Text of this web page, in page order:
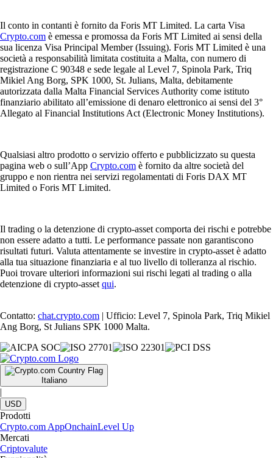
Il conto in contanti è fornito da Foris MT Limited. La carta Visa
Crypto.com è emessa e promossa da Foris MT Limited ai sensi della
sua licenza Visa Principal Member (Issuing). Foris MT Limited è una
società a responsabilità limitata costituita a Malta, con numero di
registrazione C 90348 e sede legale al Level 7, Spinola Park, Triq
Mikiel Ang Borg, SPK 1000, St. Julians, Malta, debitamente
autorizzata dalla Malta Financial Services Authority come istituto
finanziario abilitato all’emissione di denaro elettronico ai sensi del 3°
Allegato al Financial Institutions Act (Electronic Money Institutions).
Qualsiasi altro prodotto o servizio offerto e pubblicizzato su questa
pagina web o sull’App Crypto.com è fornito da altre società del
gruppo e non rientra nei servizi regolamentati di Foris DAX MT
Limited o Foris MT Limited.
Il trading o la detenzione di crypto-asset comporta dei rischi e potrebbe
non essere adatto a tutti. Le performance passate non garantiscono
risultati futuri. Valuta attentamente se investire in crypto-asset è adatto
alla tua situazione finanziaria e al tuo livello di tolleranza al rischio.
Puoi trovare ulteriori informazioni sui rischi legati al trading o alla
detenzione di crypto-asset qui.
Contatto: chat.crypto.com | Ufficio: Level 7, Spinola Park, Triq Mikiel
Ang Borg, St Julians SPK 1000 Malta.
Italiano
|
USD
Prodotti
Crypto.com AppOnchainLevel Up
Mercati
Criptovalute